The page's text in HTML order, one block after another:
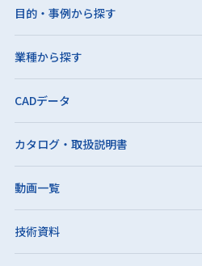
目的・事例から探す
業種から探す
CADデータ
カタログ・取扱説明書
動画一覧
技術資料